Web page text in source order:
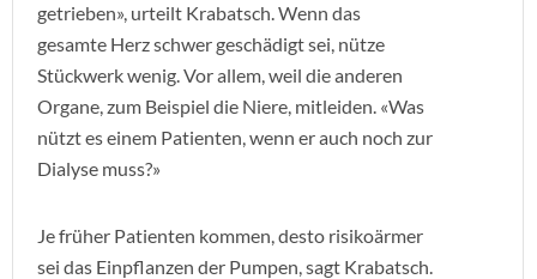
getrieben», urteilt Krabatsch. Wenn das
gesamte Herz schwer geschädigt sei, nütze
Stückwerk wenig. Vor allem, weil die anderen
Organe, zum Beispiel die Niere, mitleiden. «Was
nützt es einem Patienten, wenn er auch noch zur
Dialyse muss?»
Je früher Patienten kommen, desto risikoärmer
sei das Einpflanzen der Pumpen, sagt Krabatsch.